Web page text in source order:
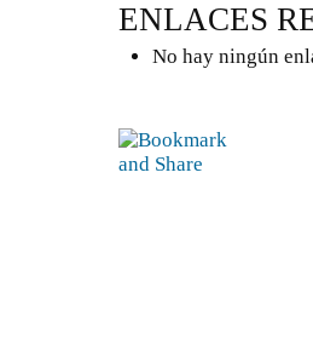
ENLACES
No hay ningún